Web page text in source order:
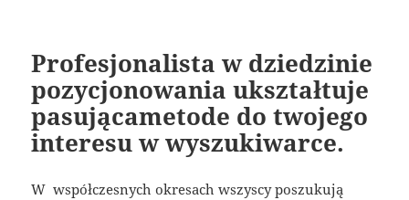
Profesjonalista w dziedzinie
pozycjonowania ukształtuje
pasującametode do twojego
interesu w wyszukiwarce.
W współczesnych okresach wszyscy poszukują